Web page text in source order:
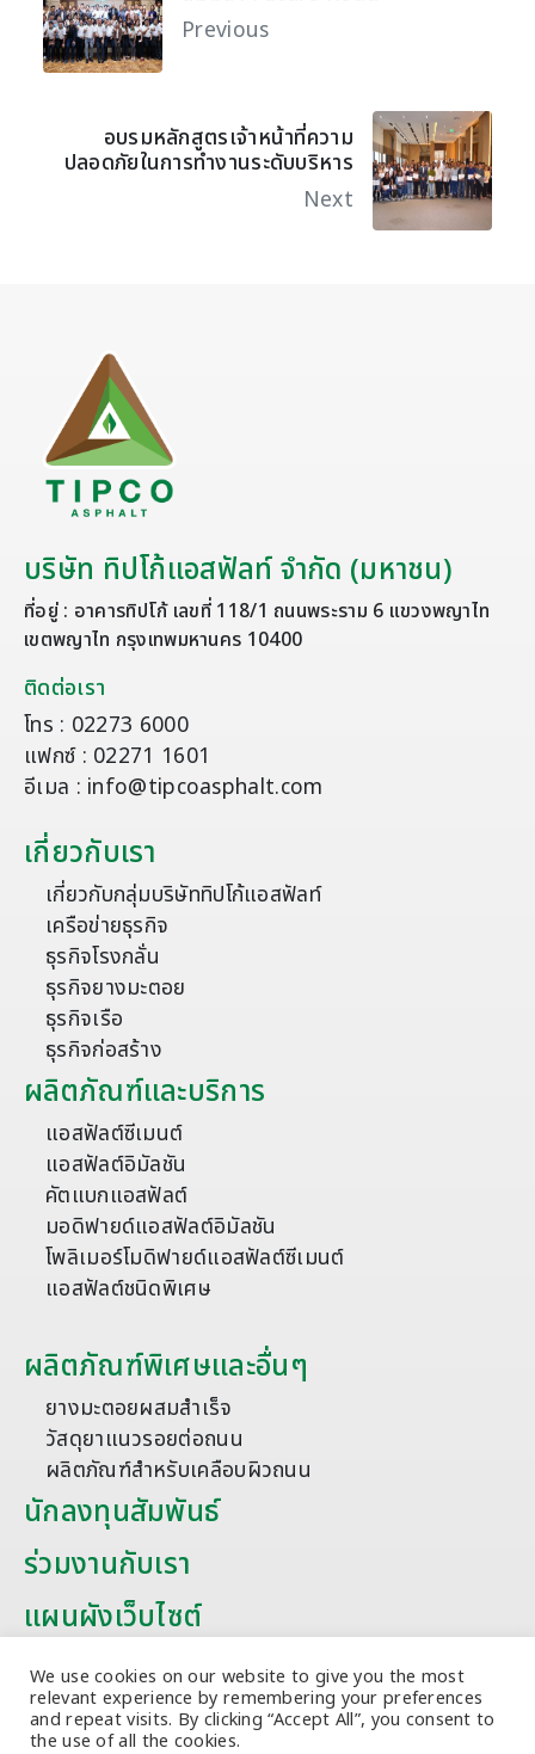
Previous
อบรมหลักสูตรเจ้าหน้าที่ความ
ปลอดภัยในการทำงานระดับบริหาร
Next
บริษัท ทิปโก้แอสฟัลท์ จำกัด (มหาชน)
ที่อยู่ : อาคารทิปโก้ เลขที่ 118/1 ถนนพระราม 6 แขวงพญาไท
เขตพญาไท กรุงเทพมหานคร 10400
ติดต่อเรา
โทร : 02273 6000
แฟกซ์ : 02271 1601
อีเมล : info@tipcoasphalt.com
เกี่ยวกับเรา
เกี่ยวกับกลุ่มบริษัททิปโก้แอสฟัลท์
เครือข่ายธุรกิจ
ธุรกิจโรงกลั่น
ธุรกิจยางมะตอย
ธุรกิจเรือ
ธุรกิจก่อสร้าง
ผลิตภัณฑ์และบริการ
แอสฟัลต์ซีเมนต์
แอสฟัลต์อิมัลชัน
คัตแบกแอสฟัลต์
มอดิฟายด์แอสฟัลต์อิมัลชัน
โพลิเมอร์โมดิฟายด์แอสฟัลต์ซีเมนต์
แอสฟัลต์ชนิดพิเศษ
ผลิตภัณฑ์พิเศษและอื่นๆ
ยางมะตอยผสมสำเร็จ
วัสดุยาแนวรอยต่อถนน
ผลิตภัณฑ์สำหรับเคลือบผิวถนน
นักลงทุนสัมพันธ์
ร่วมงานกับเรา
แผนผังเว็บไซต์
บทความ
We use cookies on our website to give you the most
relevant experience by remembering your preferences
and repeat visits. By clicking “Accept All”, you consent to
the use of all the cookies.